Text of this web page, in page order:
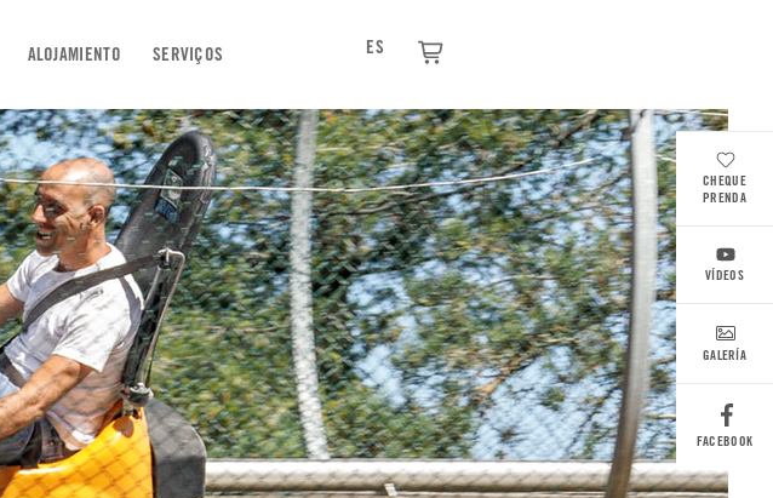
ALOJAMIENTO SERVIÇOS ES
CHEQUE
PRENDA
VÍDEOS
GALERÍA
FACEBOOK